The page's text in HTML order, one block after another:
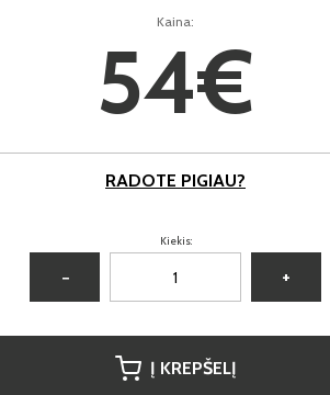
Kaina:
54€
RADOTE PIGIAU?
Kiekis:
− +
Į KREPŠELĮ